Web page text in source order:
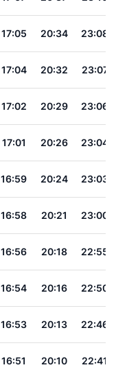
17:05 20:34 23:08
17:04 20:32 23:07
17:02 20:29 23:06
17:01 20:26 23:04
16:59 20:24 23:03
16:58 20:21 23:00
16:56 20:18 22:55
16:54 20:16 22:50
16:53 20:13 22:46
16:51 20:10 22:41